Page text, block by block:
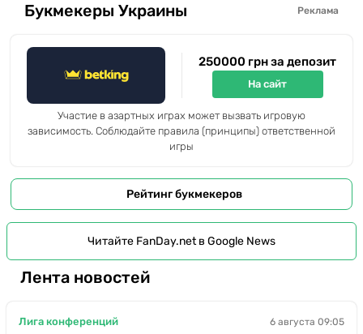
Букмекеры Украины Реклама
250000 грн за депозит
На сайт
Участие в азартных играх может вызвать игровую
зависимость. Соблюдайте правила (принципы) ответственной
игры
Рейтинг букмекеров
Читайте FanDay.net в Google News
Лента новостей
Лига конференций 6 августа 09:05